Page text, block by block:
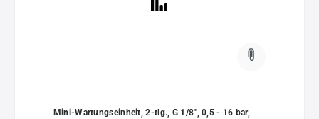
Mini-Wartungseinheit, 2-tlg., G 1/8", 0,5 - 16 bar,